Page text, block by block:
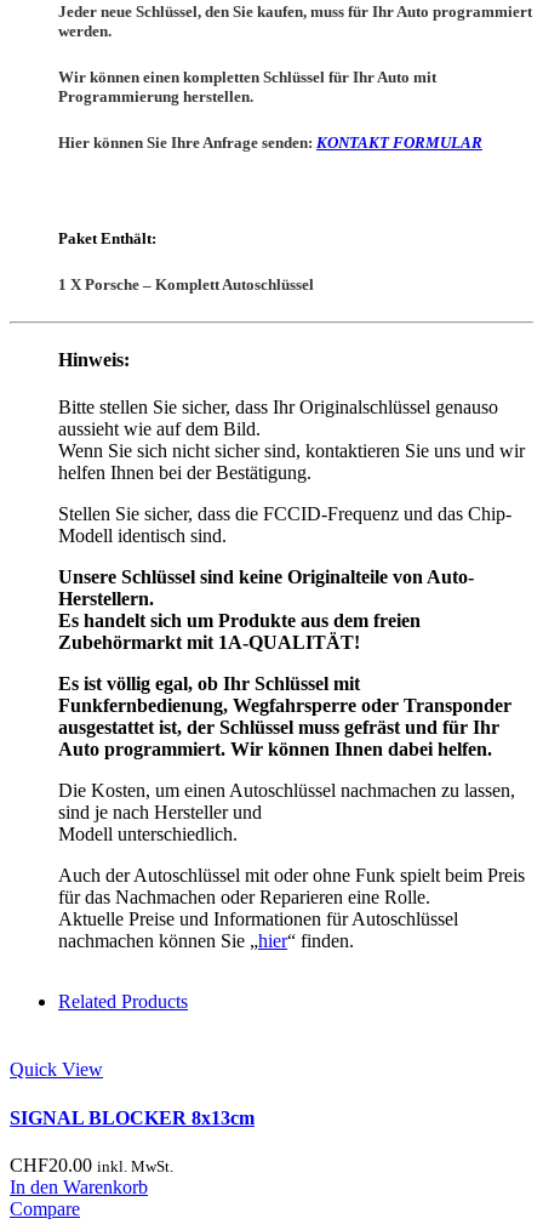
Jeder neue Schlüssel, den Sie kaufen, muss für Ihr Auto programmiert
werden.
Wir können einen kompletten Schlüssel für Ihr Auto mit
Programmierung herstellen.
Hier können Sie Ihre Anfrage senden: KONTAKT FORMULAR
Paket Enthält:
1 X Porsche – Komplett Autoschlüssel
Hinweis:
Bitte stellen Sie sicher, dass Ihr Originalschlüssel genauso
aussieht wie auf dem Bild.
Wenn Sie sich nicht sicher sind, kontaktieren Sie uns und wir
helfen Ihnen bei der Bestätigung.
Stellen Sie sicher, dass die FCCID-Frequenz und das Chip-
Modell identisch sind.
Unsere Schlüssel sind keine Originalteile von Auto-
Herstellern.
Es handelt sich um Produkte aus dem freien
Zubehörmarkt mit 1A-QUALITÄT!
Es ist völlig egal, ob Ihr Schlüssel mit
Funkfernbedienung, Wegfahrsperre oder Transponder
ausgestattet ist, der Schlüssel muss gefräst und für Ihr
Auto programmiert. Wir können Ihnen dabei helfen.
Die Kosten, um einen Autoschlüssel nachmachen zu lassen,
sind je nach Hersteller und
Modell unterschiedlich.
Auch der Autoschlüssel mit oder ohne Funk spielt beim Preis
für das Nachmachen oder Reparieren eine Rolle.
Aktuelle Preise und Informationen für Autoschlüssel
nachmachen können Sie „hier“ finden.
Related Products
Quick View
SIGNAL BLOCKER 8x13cm
CHF20.00 inkl. MwSt.
In den Warenkorb
Compare